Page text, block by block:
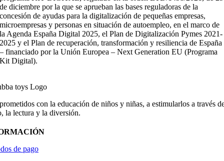
de diciembre por la que se aprueban las bases reguladoras de la
concesión de ayudas para la digitalización de pequeñas empresas,
microempresas y personas en situación de autoempleo, en el marco de
la Agenda España Digital 2025, el Plan de Digitalización Pymes 2021-
2025 y el Plan de recuperación, transformación y resiliencia de España
– financiado por la Unión Europea – Next Generation EU (Programa
Kit Digital).
con la educación de niños y niñas, a estimularlos a través
la lectura y la diversión.
de pago